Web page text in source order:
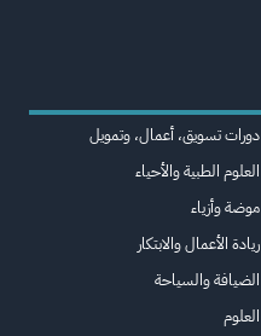
دورات تسويق، أعمال، وتمويل
العلوم الطبية والأحياء
موضة وأزياء
ريادة الأعمال والابتكار
الضيافة والسياحة
العلوم